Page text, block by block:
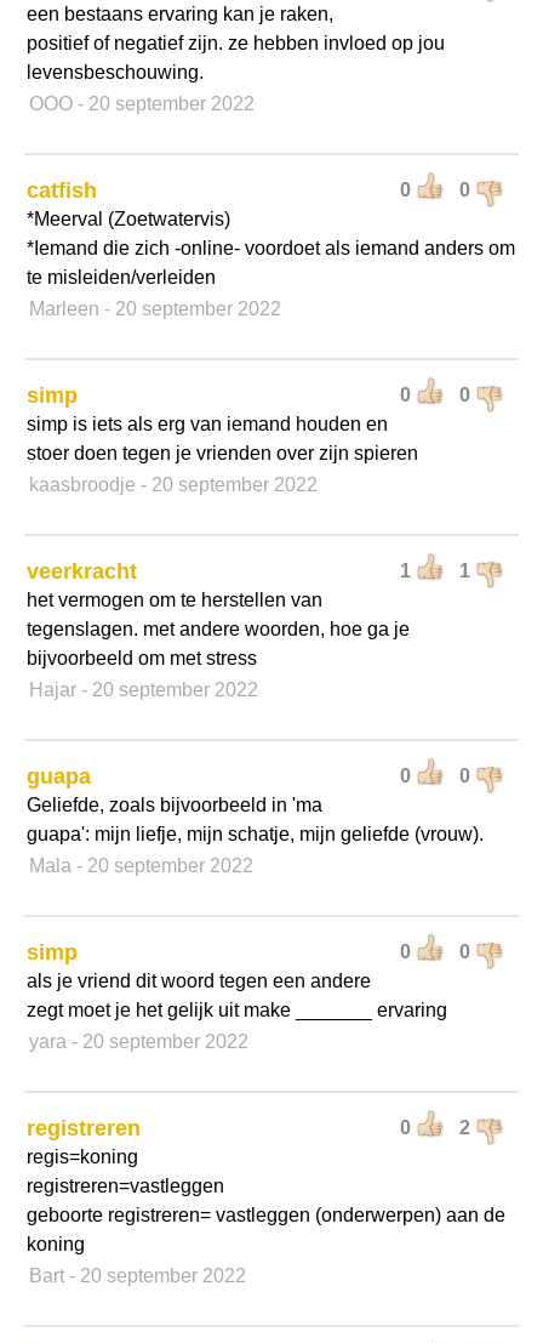
een bestaans ervaring kan je raken,
positief of negatief zijn. ze hebben invloed op jou
levensbeschouwing.
OOO - 20 september 2022
0 0
catfish
*Meerval (Zoetwatervis)
*Iemand die zich -online- voordoet als iemand anders om
te misleiden/verleiden
Marleen - 20 september 2022
0 0
simp
simp is iets als erg van iemand houden en
stoer doen tegen je vrienden over zijn spieren
kaasbroodje - 20 september 2022
1 1
veerkracht
het vermogen om te herstellen van
tegenslagen. met andere woorden, hoe ga je
bijvoorbeeld om met stress
Hajar - 20 september 2022
0 0
guapa
Geliefde, zoals bijvoorbeeld in 'ma
guapa': mijn liefje, mijn schatje, mijn geliefde (vrouw).
Mala - 20 september 2022
0 0
simp
als je vriend dit woord tegen een andere
zegt moet je het gelijk uit make _______ ervaring
yara - 20 september 2022
0 2
registreren
regis=koning
registreren=vastleggen
geboorte registreren= vastleggen (onderwerpen) aan de
koning
Bart - 20 september 2022